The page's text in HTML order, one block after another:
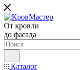
От кровли
до фасада
Каталог